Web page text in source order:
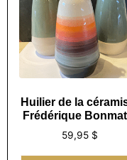
Huilier de la
Frédérique
59,95 $